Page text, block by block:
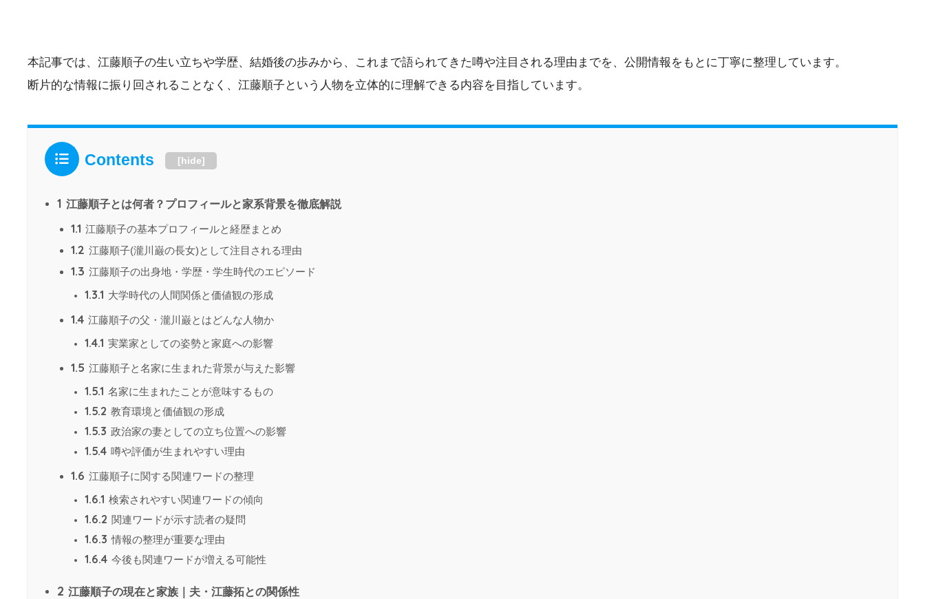
本記事では、江藤順子の生い立ちや学歴、結婚後の歩みから、これまで語られてきた噂や注目される理由までを、公開情報をもとに丁寧に整理しています。
断片的な情報に振り回されることなく、江藤順子という人物を立体的に理解できる内容を目指しています。
Contents [hide]
1 江藤順子とは何者？プロフィールと家系背景を徹底解説
1.1 江藤順子の基本プロフィールと経歴まとめ
1.2 江藤順子(瀧川巌の長女)として注目される理由
1.3 江藤順子の出身地・学歴・学生時代のエピソード
1.3.1 大学時代の人間関係と価値観の形成
1.4 江藤順子の父・瀧川巌とはどんな人物か
1.4.1 実業家としての姿勢と家庭への影響
1.5 江藤順子と名家に生まれた背景が与えた影響
1.5.1 名家に生まれたことが意味するもの
1.5.2 教育環境と価値観の形成
1.5.3 政治家の妻としての立ち位置への影響
1.5.4 噂や評価が生まれやすい理由
1.6 江藤順子に関する関連ワードの整理
1.6.1 検索されやすい関連ワードの傾向
1.6.2 関連ワードが示す読者の疑問
1.6.3 情報の整理が重要な理由
1.6.4 今後も関連ワードが増える可能性
2 江藤順子の現在と家族｜夫・江藤拓との関係性